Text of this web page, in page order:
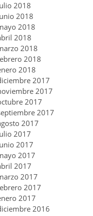
2018
2018
2018
2018
2018
2018
2018
2017
2017
2017
2017
2017
2017
2017
2017
2017
2017
2017
2017
2016